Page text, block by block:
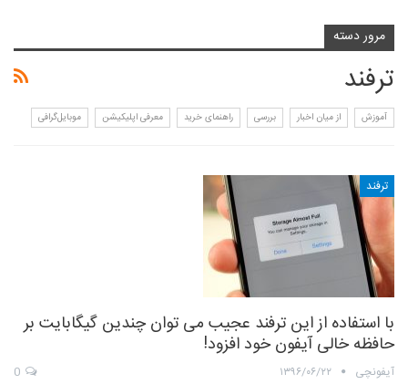
مرور دسته
ترفند
آموزش از میان اخبار بررسی راهنمای خرید معرفی اپلیکیشن موبایل‌گرافی
ترفند
با استفاده از این ترفند عجیب می توان چندین گیگابایت بر
حافظه خالی آیفون خود افزود!
آیفونچی ۱۳۹۶/۰۶/۲۲